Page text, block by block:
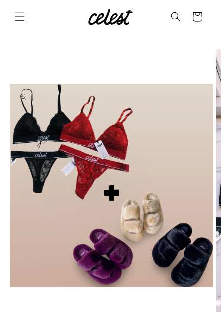
content
Cart